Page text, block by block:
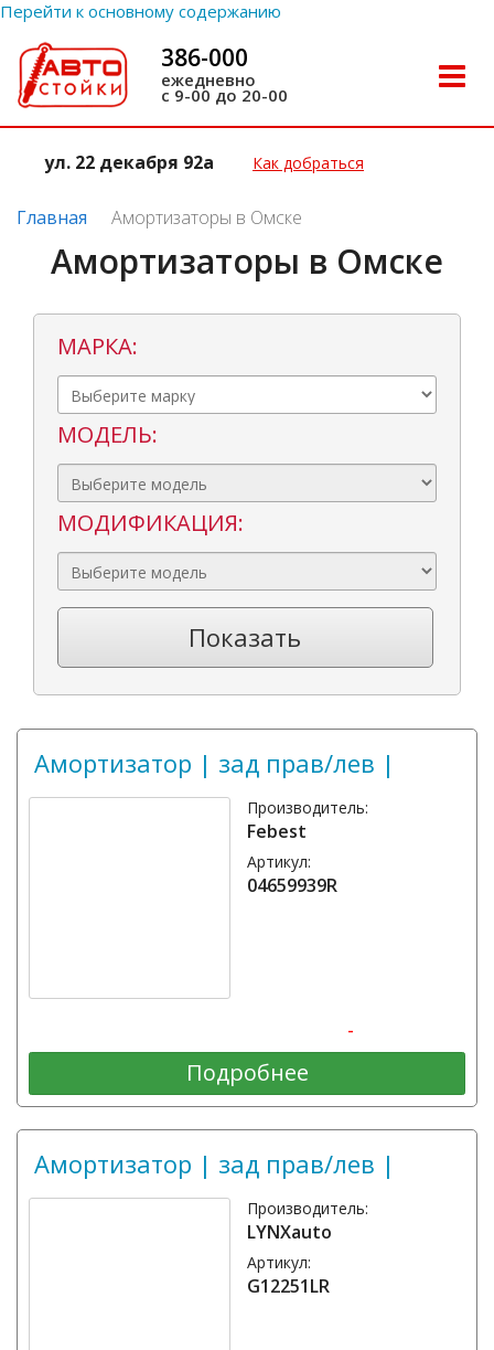
Перейти к основному содержанию
Toggle
386-000
ежедневно
с 9-00 до 20-00
ул. 22 декабря 92а Как добраться
Главная Амортизаторы в Омске
Амортизаторы в Омске
МАРКА:
МОДЕЛЬ:
МОДИФИКАЦИЯ:
Показать
Амортизатор | зад прав/лев |
Производитель:
Febest
Артикул:
04659939R
-
Подробнее
Амортизатор | зад прав/лев |
Производитель:
LYNXauto
Артикул:
G12251LR